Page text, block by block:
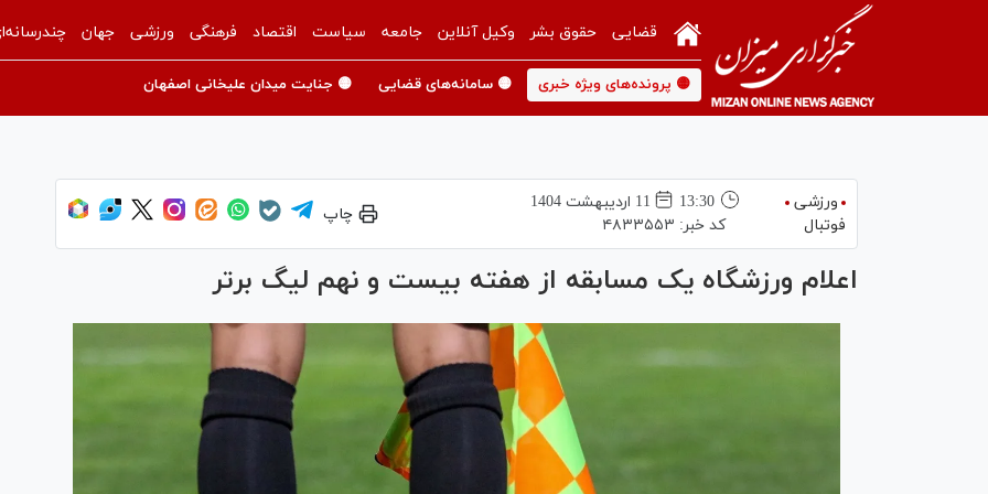
قضایی حقوق بشر وکیل آنلاین جامعه سیاست اقتصاد فرهنگی ورزشی جهان
🟡 پرونده‌های ویژه خبری 🟡 سامانه‌های قضایی 🟡 جنایت میدان علیخانی اصفهان
ورزشی
فوتبال
13:30
11 ارديبهشت 1404
کد خبر: ۴۸۳۳۵۵۳
چاپ
اعلام ورزشگاه یک مسابقه از هفته بیست و نهم لیگ برتر